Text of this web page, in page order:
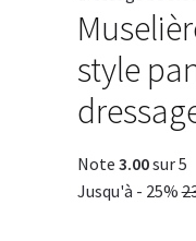
style
Note 3.00sur 5
Jusqu'à - 25%